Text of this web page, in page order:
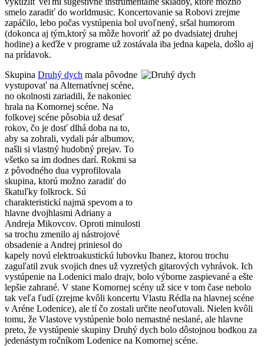
smelo zaradiť do worldmusic. Koncertovanie sa Robovi zrejme
zapáčilo, lebo počas vystúpenia bol uvoľnený, sršal humorom
(dokonca aj tým,ktorý sa môže hovoriť až po dvadsiatej druhej
hodine) a keďže v programe už zostávala iba jedna kapela, došlo aj
na prídavok.
Skupina Druhý dych mala pôvodne
vystupovať na Alternatívnej scéne,
no okolnosti zariadili, že nakoniec
hrala na Komornej scéne. Na
folkovej scéne pôsobia už desať
rokov, čo je dosť dlhá doba na to,
aby sa zohrali, vydali pár albumov,
našli si vlastný hudobný prejav. To
všetko sa im dodnes darí. Rokmi sa
z pôvodného dua vyprofilovala
skupina, ktorú možno zaradiť do
škatuľky folkrock. Sú
charakteristickí najmä spevom a to
hlavne dvojhlasmi Adriany a
Andreja Mikovcov. Oproti minulosti
sa trochu zmenilo aj nástrojové
obsadenie a Andrej priniesol do
kapely novú elektroakustickú lubovku Ibanez, ktorou trochu
zaguľatil zvuk svojich dnes už vyzretých gitarových vyhrávok. Ich
vystúpenie na Lodenici malo drajv, bolo výborne zaspievané a ešte
lepšie zahrané. V stane Komornej scény už sice v tom čase nebolo
tak veľa ľudí (zrejme kvôli koncertu Vlastu Rédla na hlavnej scéne
v Aréne Lodenice), ale tí čo zostali určite neoľutovali. Nielen kvôli
tomu, že Vlastove vystúpenie bolo nemastné neslané, ale hlavne
preto, že vystúpenie skupiny Druhý dych bolo dôstojnou bodkou za
jedenástym ročníkom Lodenice na Komornej scéne.